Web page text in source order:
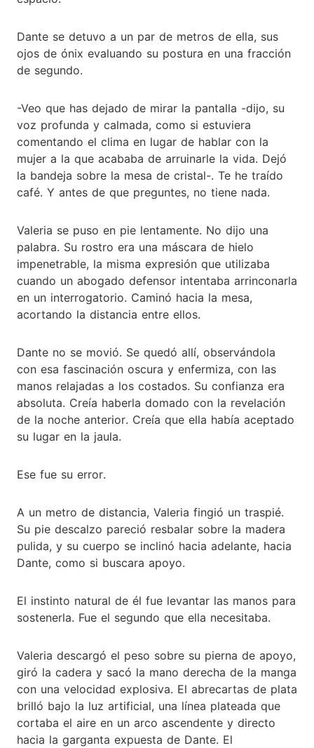
Dante se detuvo a un par de metros de ella, sus
ojos de ónix evaluando su postura en una fracción
de segundo.
-Veo que has dejado de mirar la pantalla -dijo, su
voz profunda y calmada, como si estuviera
comentando el clima en lugar de hablar con la
mujer a la que acababa de arruinarle la vida. Dejó
la bandeja sobre la mesa de cristal-. Te he traído
café. Y antes de que preguntes, no tiene nada.
Valeria se puso en pie lentamente. No dijo una
palabra. Su rostro era una máscara de hielo
impenetrable, la misma expresión que utilizaba
cuando un abogado defensor intentaba arrinconarla
en un interrogatorio. Caminó hacia la mesa,
acortando la distancia entre ellos.
Dante no se movió. Se quedó allí, observándola
con esa fascinación oscura y enfermiza, con las
manos relajadas a los costados. Su confianza era
absoluta. Creía haberla domado con la revelación
de la noche anterior. Creía que ella había aceptado
su lugar en la jaula.
Ese fue su error.
A un metro de distancia, Valeria fingió un traspié.
Su pie descalzo pareció resbalar sobre la madera
pulida, y su cuerpo se inclinó hacia adelante, hacia
Dante, como si buscara apoyo.
El instinto natural de él fue levantar las manos para
sostenerla. Fue el segundo que ella necesitaba.
Valeria descargó el peso sobre su pierna de apoyo,
giró la cadera y sacó la mano derecha de la manga
con una velocidad explosiva. El abrecartas de plata
brilló bajo la luz artificial, una línea plateada que
cortaba el aire en un arco ascendente y directo
hacia la garganta expuesta de Dante. El